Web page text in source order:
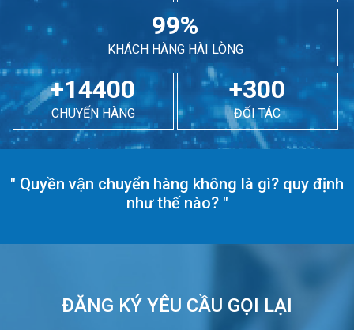
99%
KHÁCH HÀNG HÀI LÒNG
+14400
CHUYẾN HÀNG
+300
ĐỐI TÁC
" Quyền vận chuyển hàng không là gì? quy định
như thế nào? "
ĐĂNG KÝ YÊU CẦU GỌI LẠI